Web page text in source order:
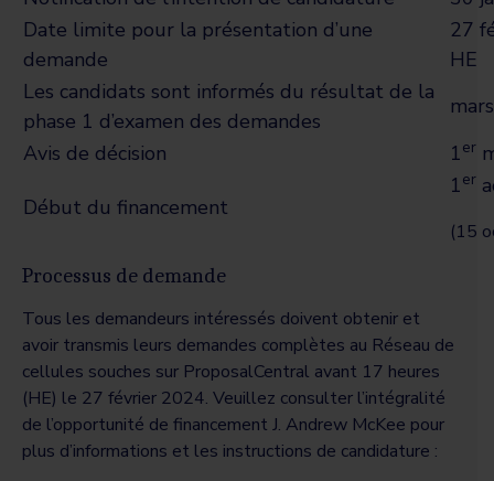
Date limite pour la présentation d’une
demande
27
HE
Les candidats sont informés du résultat de la
phase 1 d’examen des demandes
Avis de décision
1er
Début du financement
1er
(15
Processus de demande
Tous les demandeurs intéressés doivent obtenir et
avoir transmis leurs demandes complètes au Réseau de
cellules souches sur ProposalCentral avant 17 heures
(HE) le 27 février 2024. Veuillez consulter l’intégralité
de l’opportunité de financement J. Andrew McKee pour
plus d’informations et les instructions de candidature :